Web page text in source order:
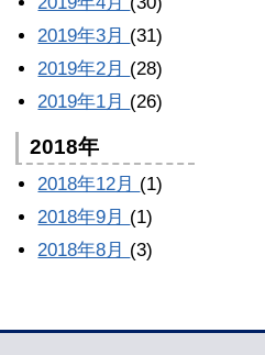
2019年3月 (31)
2019年2月 (28)
2019年1月 (26)
2018年
2018年12月 (1)
2018年9月 (1)
2018年8月 (3)